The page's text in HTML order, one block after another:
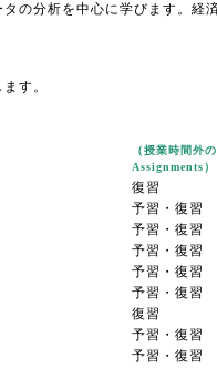
の分析を中心に学びます。経
す。
（授業時間外
Assignments）
復習
予習・復習
予習・復習
予習・復習
予習・復習
予習・復習
復習
予習・復習
予習・復習